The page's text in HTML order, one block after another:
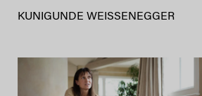
KUNIGUNDE WEISSENEGGER